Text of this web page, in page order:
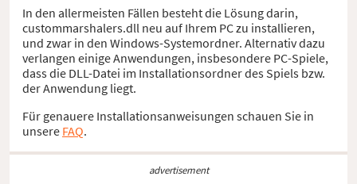
In den allermeisten Fällen besteht die Lösung darin,
custommarshalers.dll neu auf Ihrem PC zu installieren,
und zwar in den Windows-Systemordner. Alternativ dazu
verlangen einige Anwendungen, insbesondere PC-Spiele,
dass die DLL-Datei im Installationsordner des Spiels bzw.
der Anwendung liegt.
Für genauere Installationsanweisungen schauen Sie in
unsere FAQ.
advertisement